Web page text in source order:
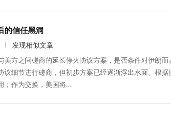
的信任黑洞
发现相似文章
美方之间磋商的延长停火协议方案，是否条件对伊朗
议细节进行磋商，但初步方案已经逐渐浮出水面。根
作为交换，美国将...